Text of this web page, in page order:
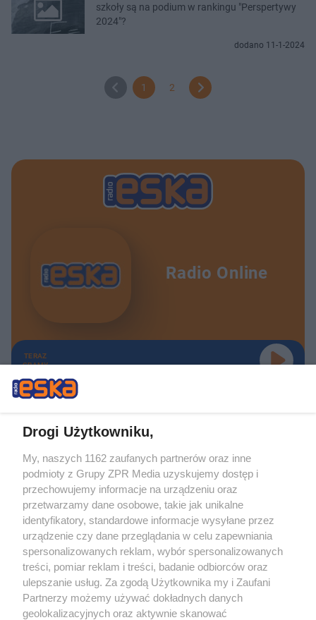
szkoły są na podium w rankingu "Perspertywy
2024"?
dodano 11-1-2024
1 2
Radio Online
TERAZ
GRAMY
Żaden utwór zamieszczony w serwisie nie może być powielany i
rozpowszechniany lub dalej rozpowszechniany w jakikolwiek sposób (w
tym także elektroniczny lub mechaniczny) na jakimkolwiek polu
eksploatacji w jakiejkolwiek formie, włącznie z umieszczaniem w Internecie
bez pisemnej zgody właściciela praw. Jakiekolwiek użycie lub
wykorzystanie utworów w całości lub w części z naruszeniem prawa, tzn.
bez właściwej zgody, jest zabronione pod groźbą kary i może być ścigane
prawnie.
Drogi Użytkowniku,
My, naszych 1162 zaufanych partnerów oraz inne
podmioty z Grupy ZPR Media uzyskujemy dostęp i
przechowujemy informacje na urządzeniu oraz
przetwarzamy dane osobowe, takie jak unikalne
identyfikatory, standardowe informacje wysyłane przez
urządzenie czy dane przeglądania w celu zapewniania
spersonalizowanych reklam, wybór spersonalizowanych
treści, pomiar reklam i treści, badanie odbiorców oraz
ulepszanie usług. Za zgodą Użytkownika my i Zaufani
Partnerzy możemy używać dokładnych danych
geolokalizacyjnych oraz aktywnie skanować